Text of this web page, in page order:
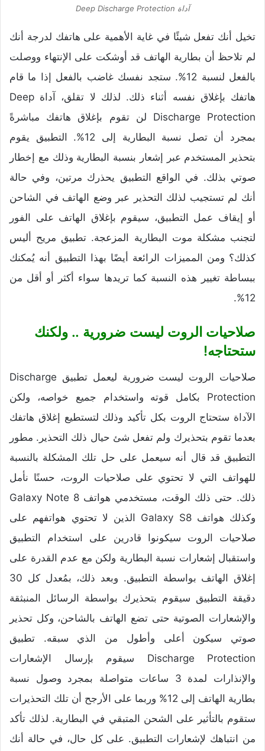
آداة Deep Discharge Protection
تخيل أنك تفعل شيئًا في غاية الأهمية على هاتفك لدرجة أنك
لم تلاحظ أن بطارية الهاتف قد أوشكت على الإنتهاء ووصلت
بالفعل لنسبة 12%. ستجد نفسك غاضب بالفعل إذا ما قام
هاتفك بإغلاق نفسه أثناء ذلك. لذلك لا تقلق، آداة Deep
Discharge Protection لن تقوم بإغلاق هاتفك مباشرةً
بمجرد أن تصل نسبة البطارية إلى 12%. التطبيق يقوم
بتحذير المستخدم عبر إشعار بنسبة البطارية وذلك مع إخطار
صوتي بذلك. في الواقع التطبيق يحذرك مرتين، وفي حالة
أنك لم تستجيب لذلك التحذير عبر وضع الهاتف في الشاحن
أو إيقاف عمل التطبيق، سيقوم بإغلاق الهاتف على الفور
لتجنب مشكلة موت البطارية المزعجة. تطبيق مريح أليس
كذلك؟ ومن المميزات الرائعة أيضًا بهذا التطبيق أنه يُمكنك
ببساطة تغيير هذه النسبة كما تريدها سواء أكثر أو أقل من
12%.
صلاحيات الروت ليست ضرورية .. ولكنك
ستحتاجه!
صلاحيات الروت ليست ضرورية ليعمل تطبيق Discharge
Protection بكامل قوته واستخدام جميع خواصه، ولكن
الآداة ستحتاج الروت بكل تأكيد وذلك لتستطيع إغلاق هاتفك
بعدما تقوم بتحذيرك ولم تفعل شئ حيال ذلك التحذير. مطور
التطبيق قد قال أنه سيعمل على حل تلك المشكلة بالنسبة
للهواتف التي لا تحتوي على صلاحيات الروت، حسنًا نأمل
ذلك. حتى ذلك الوقت، مستخدمي هواتف Galaxy Note 8
وكذلك هواتف Galaxy S8 الذين لا تحتوي هواتفهم على
صلاحيات الروت سيكونوا قادرين على استخدام التطبيق
واستقبال إشعارات نسبة البطارية ولكن مع عدم القدرة على
إغلاق الهاتف بواسطة التطبيق. وبعد ذلك، بمُعدل كل 30
دقيقة التطبيق سيقوم بتحذيرك بواسطة الرسائل المنبثقة
والإشعارات الصوتية حتى تضع الهاتف بالشاحن، وكل تحذير
صوتي سيكون أعلى وأطول من الذي سبقه. تطبيق
Discharge Protection سيقوم بإرسال الإشعارات
والإنذارات لمدة 3 ساعات متواصلة بمجرد وصول نسبة
بطارية الهاتف إلى 12% وربما على الأرجح أن تلك التحذيرات
ستقوم بالتأثير على الشحن المتبقي في البطارية. لذلك تأكد
من انتباهك لإشعارات التطبيق. على كل حال، في حالة أنك